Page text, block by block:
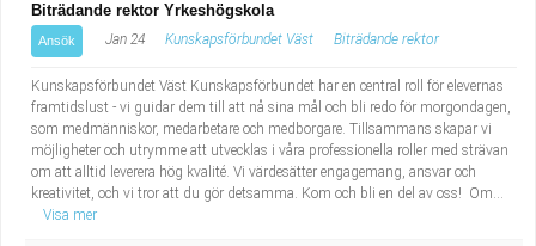
Biträdande rektor Yrkeshögskola
Ansök Jan 24 Kunskapsförbundet Väst Biträdande rektor
Kunskapsförbundet Väst Kunskapsförbundet har en central roll för elevernas
framtidslust - vi guidar dem till att nå sina mål och bli redo för morgondagen,
som medmänniskor, medarbetare och medborgare. Tillsammans skapar vi
möjligheter och utrymme att utvecklas i våra professionella roller med strävan
om att alltid leverera hög kvalité. Vi värdesätter engagemang, ansvar och
kreativitet, och vi tror att du gör detsamma. Kom och bli en del av oss! Om...
Visa mer